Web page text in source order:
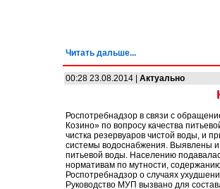
Читать дальше...
00:28 23.08.2014 | Актуально
Роспотребнадзор в связи с
Козино» по вопросу качества
чистка резервуаров чистой воды, и
системы водоснабжения. Выявлены и
питьевой воды. Населению
нормативам по мутности,
Роспотребнадзор о случаях
Руководство МУП вызвано для